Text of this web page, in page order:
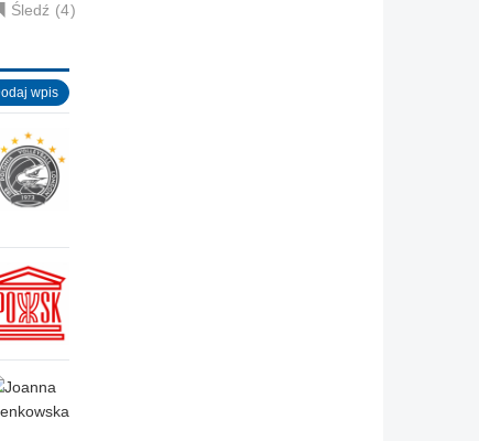
Śledź 4
wpis